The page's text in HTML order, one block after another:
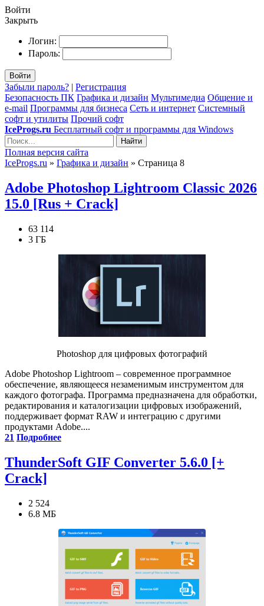
Войти
Закрыть
Логин:
Пароль:
Войти
Забыли пароль? | Регистрация
Безопасность ПК Графика и дизайн Мультимедиа Общение и
e-mail Программы для бизнеса Сеть и интернет Системный
софт и утилиты Прочий софт
IceProgs.ru Бесплатный софт и программы для Windows
Найти
Полная версия сайта
IceProgs.ru » Графика и дизайн » Страница 8
Adobe Photoshop Lightroom Classic 2026
15.0 [Rus + Crack]
63 114
3 ГБ
Photoshop для цифровых фотографий
Adobe Photoshop Lightroom – современное программное
обеспечение, являющееся незаменимым инструментом для
каждого фотографа. Программа предназначена для обработки,
редактирования и каталогизации цифровых изображений,
поддерживает формат RAW и интеграцию с другими
продуктами Adobe....
21 Подробнее
ThunderSoft GIF Converter 5.6.0 [+
Crack]
2 524
6.8 МБ